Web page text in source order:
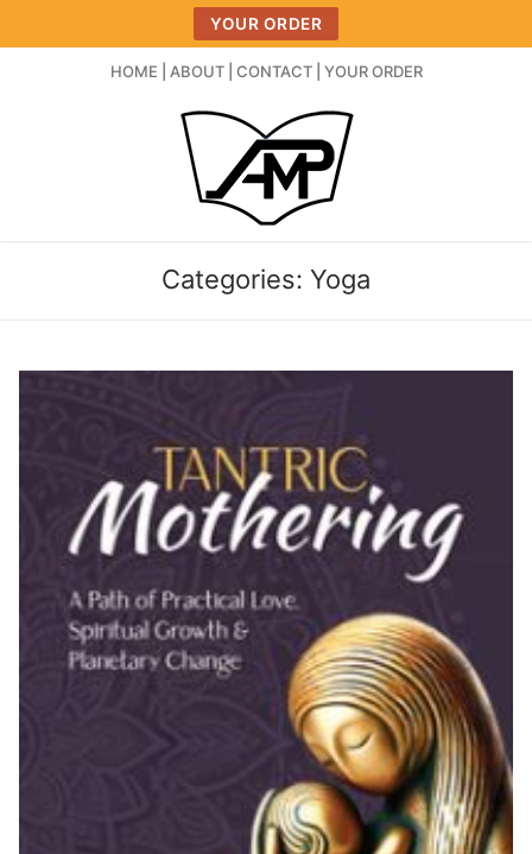
to
YOUR ORDER
HOME ABOUT| CONTACT| YOUR ORDER
Categories: Yoga